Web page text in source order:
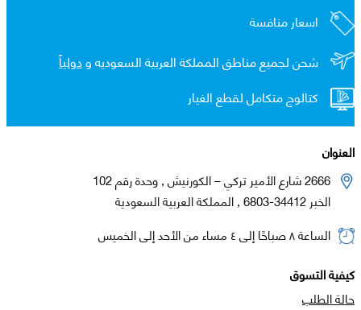
اسعار منافسة
شحن لجميع مناطق المملكة العربية السعوديه ودولياً
كتالوج متكامل لقطع الغيار
العنوان
2666 شارع الأمير تركي – الكورنيش , وحدة رقم 102
الخبر 34412-6803 , المملكة العربية السعودية
الساعة ٨ صباحًا إلى ٤ مساء من الأحد إلى الخميس
كيفية التسوق
حالة الطلب